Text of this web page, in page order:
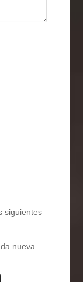
siguientes
nueva